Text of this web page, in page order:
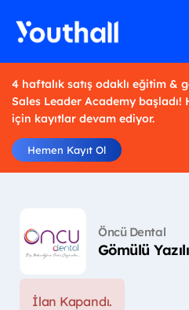
4 haftalık satış odaklı eğitim &
Sales Leader Academy başladı!
için kayıtlar devam ediyor.
Hemen Kayıt Ol
Öncü Dental
Gömülü
İlan Kapandı.